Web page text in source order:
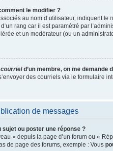
le modifier ?
au nom d’utilisateur, indiquent
rang car il est paramétré par
et un modérateur (ou un
courrield’un membre, on me demande
des courriels via le formulaire
de messages
ou poster une réponse ?
» depuis la page d’un forum ou «
de page des forums, exemple : Vous